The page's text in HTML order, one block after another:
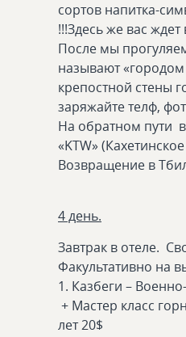
сортов напитка-
!!!Здесь же вас
После мы
называют
крепостной стены
заряжайте телф,
На обратном пути
«KTW»
Возвращение в
4 день.
Завтрак в отеле.
Факультативно на
1. Казбеги –
+ Мастер класс
лет 20$